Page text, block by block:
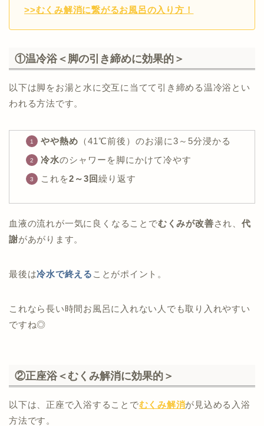
>>むくみ解消に繋がるお風呂の入り方！
①温冷浴＜脚の引き締めに効果的＞
以下は脚をお湯と水に交互に当てて引き締める温冷浴とい
われる方法です。
やや熱め （41℃前後）のお湯に3～5分浸かる
冷水のシャワーを脚にかけて冷やす
これを2～3回繰り返す
血液の流れが一気に良くなることでむくみが改善され、代
謝があがります。
最後は冷水で終える ことがポイント。
これなら長い時間お風呂に入れない人でも取り入れやすい
ですね◎
②正座浴＜むくみ解消に効果的＞
以下は、正座で入浴することでむくみ解消が見込める入浴
方法です。